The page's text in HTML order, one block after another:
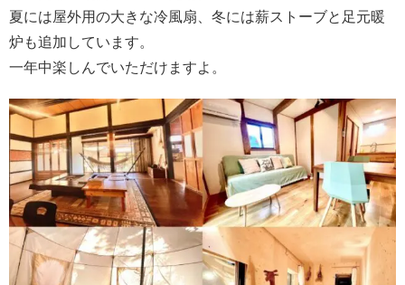
夏には屋外用の大きな冷風扇、冬には薪ストーブと足元暖
炉も追加しています。
一年中楽しんでいただけますよ。